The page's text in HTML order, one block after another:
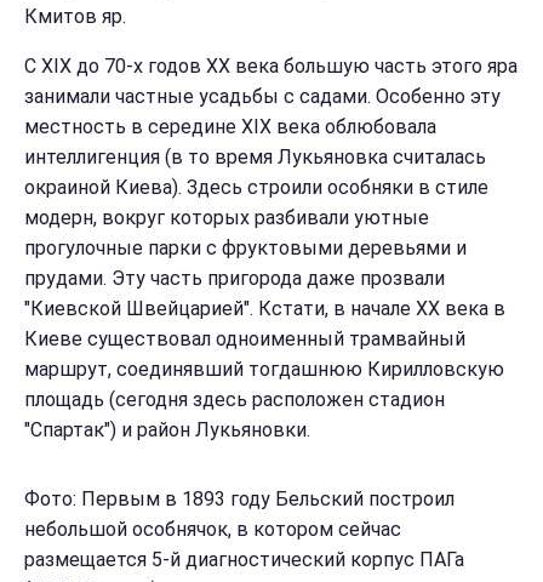
Кмитов яр.
С ХIХ до 70-х годов ХХ века большую часть этого яра
занимали частные усадьбы с садами. Особенно эту
местность в середине ХIХ века облюбовала
интеллигенция (в то время Лукьяновка считалась
окраиной Киева). Здесь строили особняки в стиле
модерн, вокруг которых разбивали уютные
прогулочные парки с фруктовыми деревьями и
прудами. Эту часть пригорода даже прозвали
"Киевской Швейцарией". Кстати, в начале ХХ века в
Киеве существовал одноименный трамвайный
маршрут, соединявший тогдашнюю Кирилловскую
площадь (сегодня здесь расположен стадион
"Спартак") и район Лукьяновки.
Фото: Первым в 1893 году Бельский построил
небольшой особнячок, в котором сейчас
размещается 5-й диагностический корпус ПАГа